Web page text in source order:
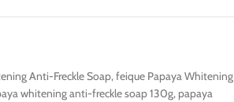
Anti-Freckle Soap, feique Papaya Whitening
whitening anti-freckle soap 130g, papaya